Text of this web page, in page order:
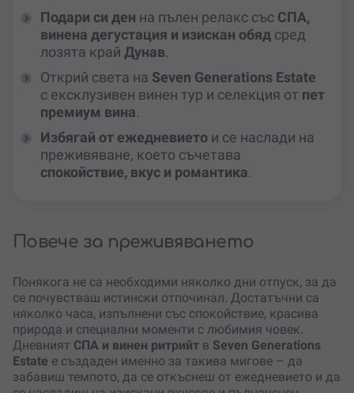
Подари си ден на пълен релакс със СПА,
винена дегустация и изискан обяд сред
лозята край Дунав.
Открий света на Seven Generations Estate
с ексклузивен винен тур и селекция от пет
премиум вина.
Избягай от ежедневието и се наслади на
преживяване, което съчетава
спокойствие, вкус и романтика.
Повече за преживяването
Понякога не са необходими няколко дни отпуск, за да
се почувстваш истински отпочинал. Достатъчни са
няколко часа, изпълнени със спокойствие, красива
природа и специални моменти с любимия човек.
Дневният СПА и винен ритрийт в Seven Generations
Estate е създаден именно за такива мигове – да
забавиш темпото, да се откъснеш от ежедневието и да